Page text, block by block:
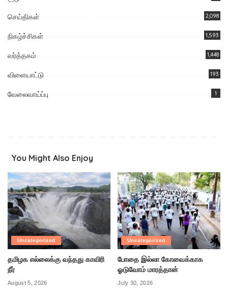
செய்திகள் 2,098
நிகழ்ச்சிகள் 1,593
வர்த்தகம் 1,448
விளையாட்டு 193
வேலைவாய்ப்பு 1
You Might Also Enjoy
Uncategorized
தமிழக எல்லைக்கு வந்தது காவிரி
நீர்
August 5, 2026
Uncategorized
போதை இல்லா கோவைக்காக
ஓடுவோம் மாரத்தான்
July 30, 2026